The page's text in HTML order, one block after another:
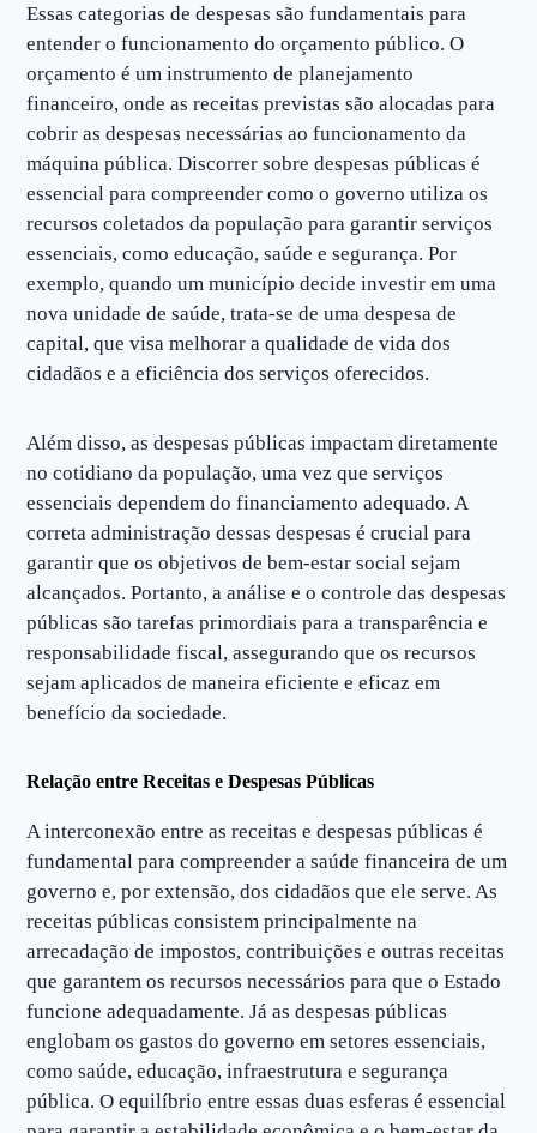
Essas categorias de despesas são fundamentais para
entender o funcionamento do orçamento público. O
orçamento é um instrumento de planejamento
financeiro, onde as receitas previstas são alocadas para
cobrir as despesas necessárias ao funcionamento da
máquina pública. Discorrer sobre despesas públicas é
essencial para compreender como o governo utiliza os
recursos coletados da população para garantir serviços
essenciais, como educação, saúde e segurança. Por
exemplo, quando um município decide investir em uma
nova unidade de saúde, trata-se de uma despesa de
capital, que visa melhorar a qualidade de vida dos
cidadãos e a eficiência dos serviços oferecidos.
Além disso, as despesas públicas impactam diretamente
no cotidiano da população, uma vez que serviços
essenciais dependem do financiamento adequado. A
correta administração dessas despesas é crucial para
garantir que os objetivos de bem-estar social sejam
alcançados. Portanto, a análise e o controle das despesas
públicas são tarefas primordiais para a transparência e
responsabilidade fiscal, assegurando que os recursos
sejam aplicados de maneira eficiente e eficaz em
benefício da sociedade.
Relação entre Receitas e Despesas Públicas
A interconexão entre as receitas e despesas públicas é
fundamental para compreender a saúde financeira de um
governo e, por extensão, dos cidadãos que ele serve. As
receitas públicas consistem principalmente na
arrecadação de impostos, contribuições e outras receitas
que garantem os recursos necessários para que o Estado
funcione adequadamente. Já as despesas públicas
englobam os gastos do governo em setores essenciais,
como saúde, educação, infraestrutura e segurança
pública. O equilíbrio entre essas duas esferas é essencial